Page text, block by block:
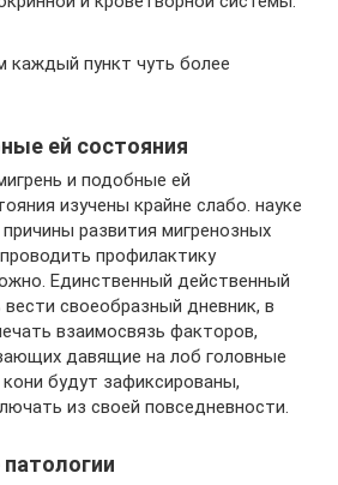
каждый пункт чуть более
ей состояния
и подобные ей
изучены крайне слабо. науке
развития мигренозных
профилактику
Единственный действенный
своеобразный дневник, в
взаимосвязь факторов,
давящие на лоб головные
будут зафиксированы,
из своей повседневности.